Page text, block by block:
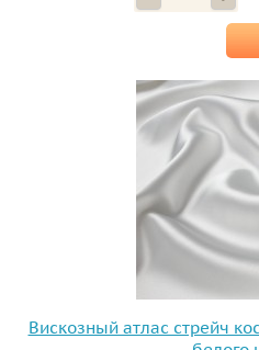
Вискозный атлас стрейч